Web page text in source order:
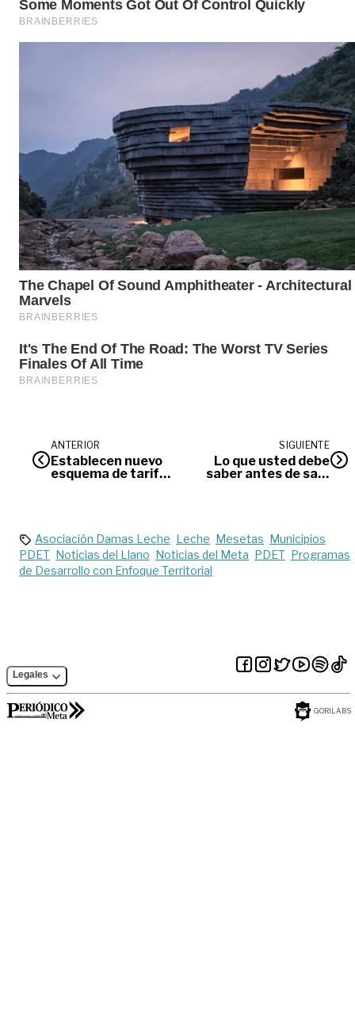
ANTERIOR
Establecen nuevo
esquema de tarifas
SIGUIENTE
Lo que usted debe
saber antes de salir
Asociación Damas Leche Leche Mesetas Municipios
PDET Noticias del Llano Noticias del Meta PDET Programas
de Desarrollo con Enfoque Territorial
Legales
GORILABS